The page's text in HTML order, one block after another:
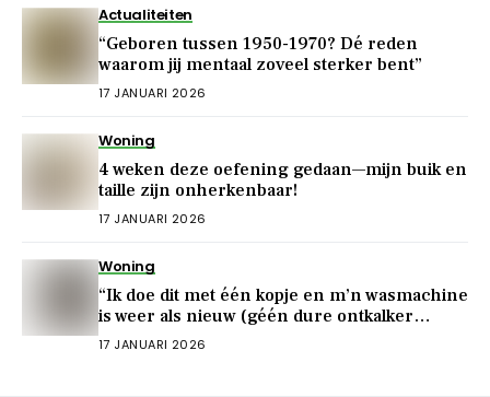
Actualiteiten
“Geboren tussen 1950-1970? Dé reden
waarom jij mentaal zoveel sterker bent”
17 JANUARI 2026
Woning
4 weken deze oefening gedaan—mijn buik en
taille zijn onherkenbaar!
17 JANUARI 2026
Woning
“Ik doe dit met één kopje en m’n wasmachine
is weer als nieuw (géén dure ontkalker
nodig!)”
17 JANUARI 2026